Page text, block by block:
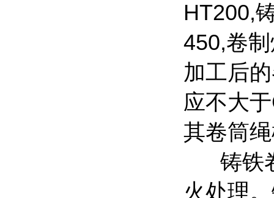
HT200,
450,卷
加工后
应不大
其卷筒
铸铁卷
火处理